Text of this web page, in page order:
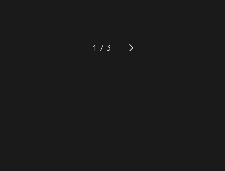
真犯人を突き止める。犯行を認めた
真犯人からシャーロックはある奇妙
してしまう。そんな帰路の列車の中
で、偶然にもウィリアムと再会す
1